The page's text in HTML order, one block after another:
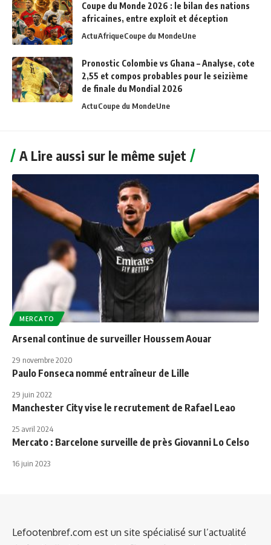
Coupe du Monde 2026 : le bilan des nations
africaines, entre exploit et déception
ActuAfriqueCoupe du MondeUne
Pronostic Colombie vs Ghana – Analyse, cote
2,55 et compos probables pour le seizième
de finale du Mondial 2026
ActuCoupe du MondeUne
A Lire aussi sur le même sujet
MERCATO
Arsenal continue de surveiller Houssem Aouar
29 novembre 2020
Paulo Fonseca nommé entraîneur de Lille
29 juin 2022
Manchester City vise le recrutement de Rafael Leao
25 avril 2024
Mercato : Barcelone surveille de près Giovanni Lo Celso
16 juin 2023
Lefootenbref.com est un site spécialisé sur l’actualité